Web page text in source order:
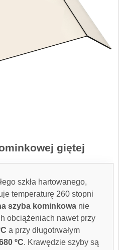
giętej
szkła hartowanego,
temperaturę 260 stopni
szyba kominkowa nie
obciążeniach nawet przy
a przy długotrwałym
ºC. Krawędzie szyby są